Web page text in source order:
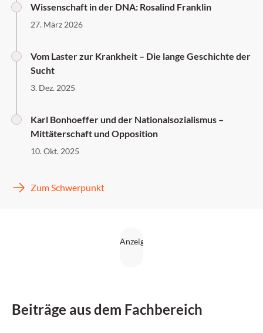
Wissenschaft in der DNA: Rosalind Franklin
27. März 2026
Vom Laster zur Krankheit – Die lange Geschichte der
Sucht
3. Dez. 2025
Karl Bonhoeffer und der Nationalsozialismus –
Mittäterschaft und Opposition
10. Okt. 2025
Zum Schwerpunkt
Beiträge aus dem Fachbereich